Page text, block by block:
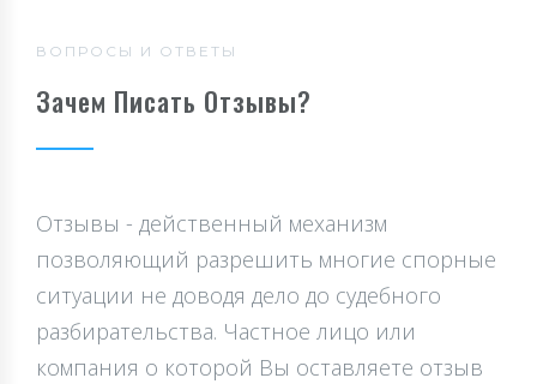
ВОПРОСЫ И ОТВЕТЫ
Зачем Писать Отзывы?
Отзывы - действенный механизм
позволяющий разрешить многие спорные
ситуации не доводя дело до судебного
разбирательства. Частное лицо или
компания о которой Вы оставляете отзыв